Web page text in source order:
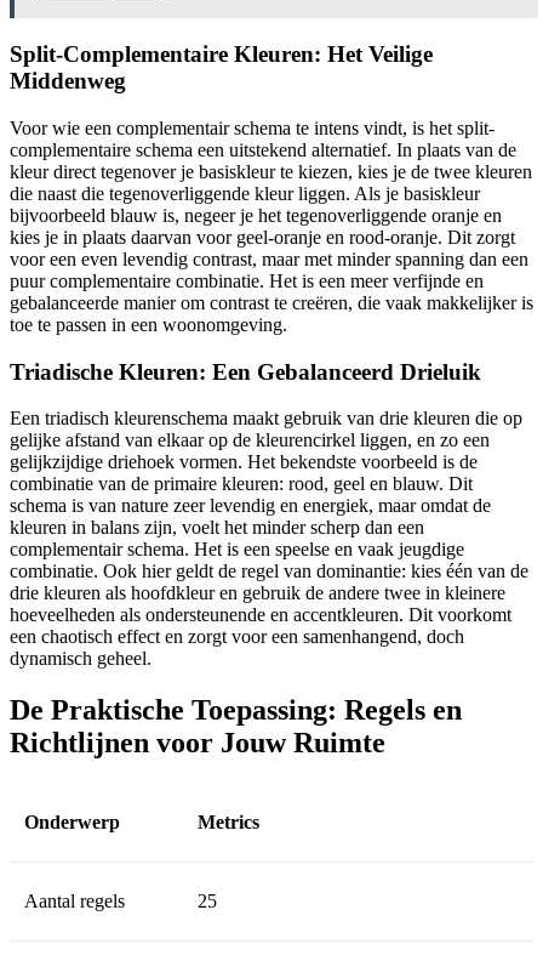
Split-Complementaire Kleuren: Het Veilige
Middenweg
Voor wie een complementair schema te intens vindt, is het split-
complementaire schema een uitstekend alternatief. In plaats van de
kleur direct tegenover je basiskleur te kiezen, kies je de twee kleuren
die naast die tegenoverliggende kleur liggen. Als je basiskleur
bijvoorbeeld blauw is, negeer je het tegenoverliggende oranje en
kies je in plaats daarvan voor geel-oranje en rood-oranje. Dit zorgt
voor een even levendig contrast, maar met minder spanning dan een
puur complementaire combinatie. Het is een meer verfijnde en
gebalanceerde manier om contrast te creëren, die vaak makkelijker is
toe te passen in een woonomgeving.
Triadische Kleuren: Een Gebalanceerd Drieluik
Een triadisch kleurenschema maakt gebruik van drie kleuren die op
gelijke afstand van elkaar op de kleurencirkel liggen, en zo een
gelijkzijdige driehoek vormen. Het bekendste voorbeeld is de
combinatie van de primaire kleuren: rood, geel en blauw. Dit
schema is van nature zeer levendig en energiek, maar omdat de
kleuren in balans zijn, voelt het minder scherp dan een
complementair schema. Het is een speelse en vaak jeugdige
combinatie. Ook hier geldt de regel van dominantie: kies één van de
drie kleuren als hoofdkleur en gebruik de andere twee in kleinere
hoeveelheden als ondersteunende en accentkleuren. Dit voorkomt
een chaotisch effect en zorgt voor een samenhangend, doch
dynamisch geheel.
De Praktische Toepassing: Regels en
Richtlijnen voor Jouw Ruimte
Onderwerp Metrics
Aantal regels 25